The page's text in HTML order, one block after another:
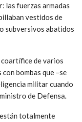
las fuerzas armadas
vestidos de
subversivos abatidos
coartífice de varios
bombas que –se
militar cuando
de Defensa.
totalmente